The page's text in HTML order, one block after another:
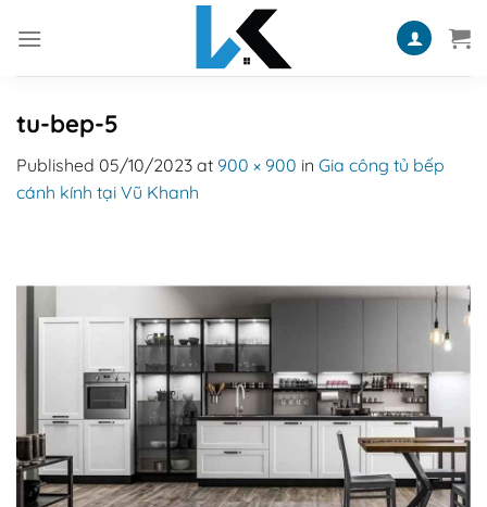
tu-bep-5
Published 05/10/2023 at 900 × 900 in Gia công tủ bếp
cánh kính tại Vũ Khanh